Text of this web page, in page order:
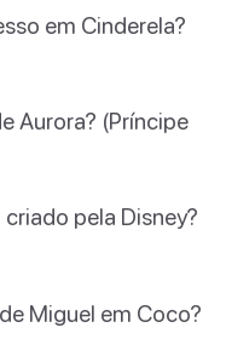
em Cinderela?
Aurora? (Príncipe
pela Disney?
Miguel em Coco?